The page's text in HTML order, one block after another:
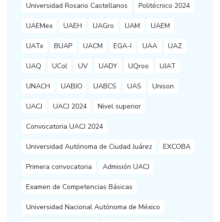
Universidad Rosario Castellanos Politécnico 2024
UAEMex UAEH UAGro UAM UAEM
UATx BUAP UACM EGA-I UAA UAZ
UAQ UCol UV UADY UQroo UJAT
UNACH UABJO UABCS UAS Unison
UACJ UACJ 2024 Nivel superior
Convocatoria UACJ 2024
Universidad Autónoma de Ciudad Juárez EXCOBA
Primera convocatoria Admisión UACJ
Examen de Competencias Básicas
Universidad Nacional Autónoma de México